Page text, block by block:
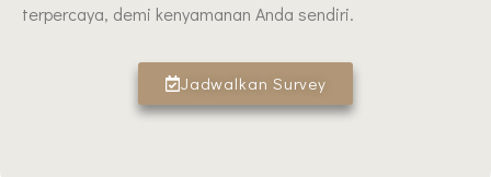
terpercaya, demi kenyamanan Anda sendiri.
Jadwalkan Survey